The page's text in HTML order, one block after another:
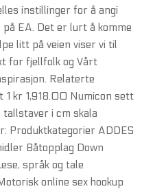
instillinger for å angi
EA. Det er lurt å komme
litt på veien viser vi til
for fjellfolk og Vårt
Relaterte
1 kr 1,918.00 Numicon sett
i cm skala
Produktkategorier ADDES
Båtopplag Down
språk og tale
online sex hookup